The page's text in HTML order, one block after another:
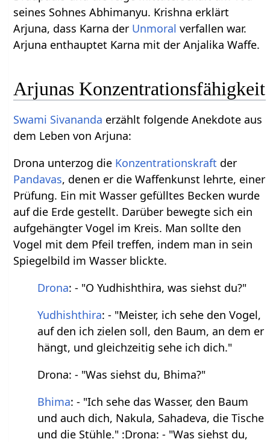
seines Sohnes Abhimanyu. Krishna erklärt
Arjuna, dass Karna der Unmoral verfallen war.
Arjuna enthauptet Karna mit der Anjalika Waffe.
Arjunas Konzentrationsfähigkeit
Swami Sivananda erzählt folgende Anekdote aus
dem Leben von Arjuna:
Drona unterzog die Konzentrationskraft der
Pandavas, denen er die Waffenkunst lehrte, einer
Prüfung. Ein mit Wasser gefülltes Becken wurde
auf die Erde gestellt. Darüber bewegte sich ein
aufgehängter Vogel im Kreis. Man sollte den
Vogel mit dem Pfeil treffen, indem man in sein
Spiegelbild im Wasser blickte.
Drona: - "O Yudhishthira, was siehst du?"
Yudhishthira: - "Meister, ich sehe den Vogel,
auf den ich zielen soll, den Baum, an dem er
hängt, und gleichzeitig sehe ich dich."
Drona: - "Was siehst du, Bhima?"
Bhima: - "Ich sehe das Wasser, den Baum
und auch dich, Nakula, Sahadeva, die Tische
und die Stühle." :Drona: - "Was siehst du,